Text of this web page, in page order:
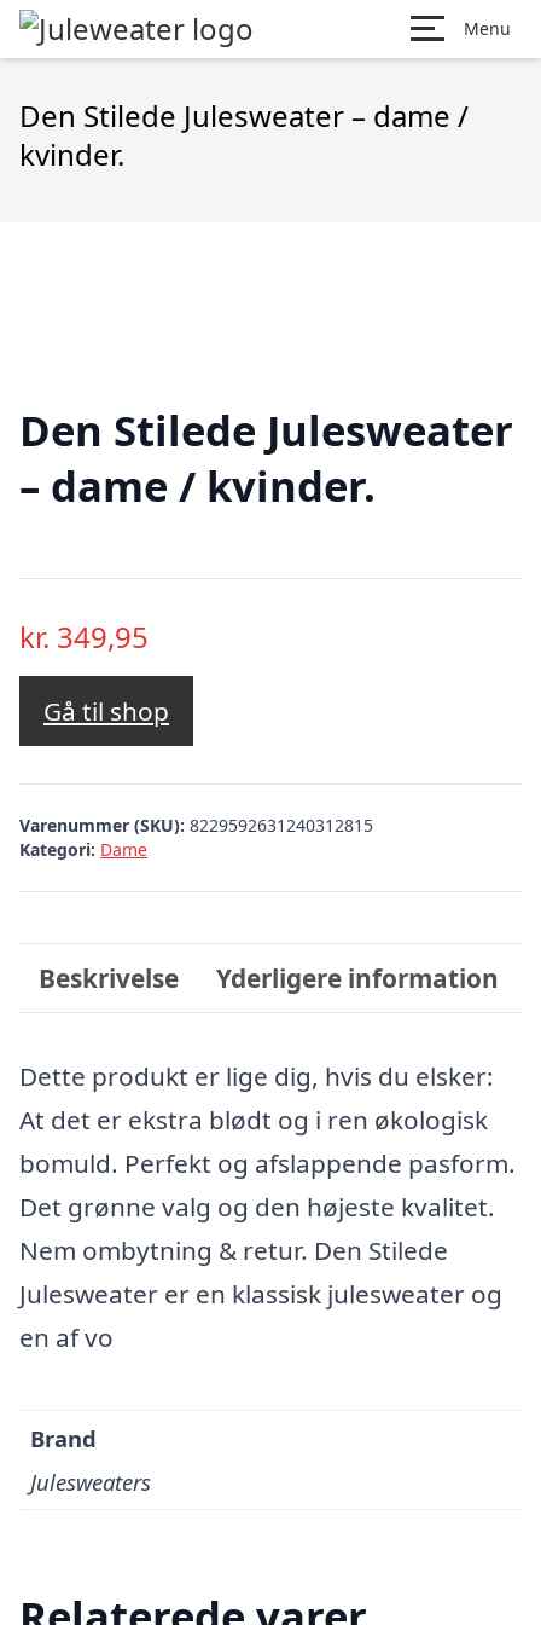
Menu
Den Stilede Julesweater – dame /
kvinder.
Den Stilede Julesweater
– dame / kvinder.
kr. 349,95
Gå til shop
Varenummer (SKU): 8229592631240312815
Kategori: Dame
Beskrivelse Yderligere information
Dette produkt er lige dig, hvis du elsker:
At det er ekstra blødt og i ren økologisk
bomuld. Perfekt og afslappende pasform.
Det grønne valg og den højeste kvalitet.
Nem ombytning & retur. Den Stilede
Julesweater er en klassisk julesweater og
en af vo
Brand
Julesweaters